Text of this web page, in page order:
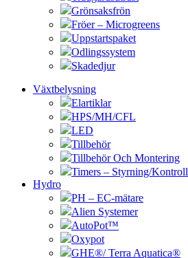
Grönsaksfrön
Fröer – Microgreens
Uppstartspaket
Odlingssystem
Skadedjur
Växtbelysning
Elartiklar
HPS/MH/CFL
LED
Tillbehör
Tillbehör Och Montering
Timers – Styrning/Kontroll
Hydro
PH – EC-mätare
Alien Systemer
AutoPot™
Oxypot
GHE®/ Terra Aquatica®